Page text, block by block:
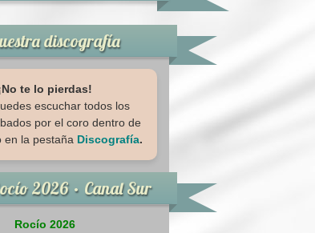
discografía
te lo pierdas!
escuchar todos los
por el coro dentro de
en la pestaña Discografía.
2026 · Canal Sur
Rocío 2026